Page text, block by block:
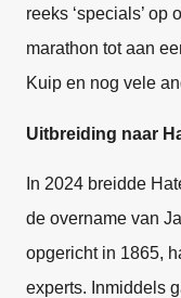
reeks ‘specials’ op
marathon tot aan
Kuip en nog vele
Uitbreiding naar
In 2024 breidde
de overname van
opgericht in 1865,
experts. Inmiddels